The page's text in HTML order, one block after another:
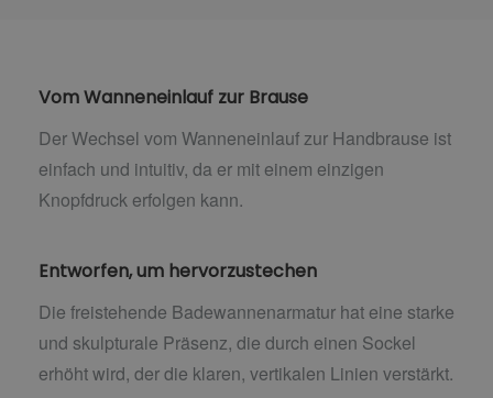
Vom Wanneneinlauf zur Brause
Der Wechsel vom Wanneneinlauf zur Handbrause ist
einfach und intuitiv, da er mit einem einzigen
Knopfdruck erfolgen kann.
Entworfen, um hervorzustechen
Die freistehende Badewannenarmatur hat eine starke
und skulpturale Präsenz, die durch einen Sockel
erhöht wird, der die klaren, vertikalen Linien verstärkt.